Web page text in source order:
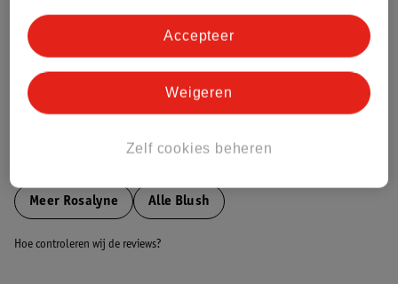
Bestel & Bezorginformatie
Meer Rosalyne Alle Blush
Hoe controleren wij de reviews?
Zelf cookies beheren
Weigeren
Accepteer